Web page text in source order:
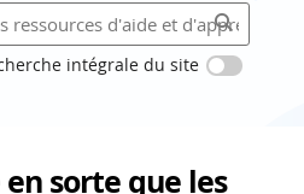
intégrale du site
sorte que les